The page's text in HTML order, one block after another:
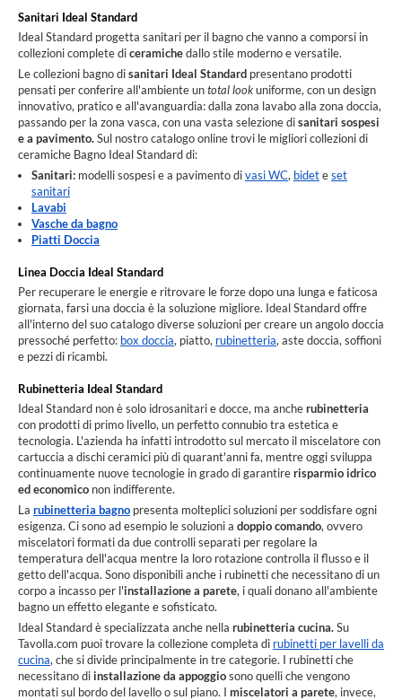
Sanitari Ideal Standard
Ideal Standard progetta sanitari per il bagno che vanno a comporsi in
collezioni complete diceramichedallo stile moderno e versatile.
Le collezioni bagno disanitari Ideal Standard presentano prodotti
pensati per conferire all'ambiente untotal lookuniforme, con un design
innovativo, pratico e all'avanguardia: dalla zona lavabo alla zona doccia,
passando per la zona vasca, con una vasta selezione disanitari sospesi
e a pavimento.Sul nostro catalogo online trovi le migliori collezioni di
ceramiche Bagno Ideal Standard di:
Sanitari: modelli sospesi e a pavimento divasi WC, bideteset
sanitari
Lavabi
Vasche da bagno
Piatti Doccia
Linea Doccia Ideal Standard
Per recuperare le energie e ritrovare le forze dopo una lunga e faticosa
giornata, farsi una doccia è la soluzione migliore. Ideal Standard offre
all'interno del suo catalogo diverse soluzioni per creare un angolo doccia
pressoché perfetto: box doccia, piatto, rubinetteria, aste doccia, soffioni
e pezzi di ricambi.
Rubinetteria Ideal Standard
Ideal Standard non è solo idrosanitari e docce, ma ancherubinetteria
con prodotti di primo livello, un perfetto connubio tra estetica e
tecnologia. L'azienda ha infatti introdotto sul mercato il miscelatore con
cartuccia a dischi ceramici più di quarant'anni fa, mentre oggi sviluppa
continuamente nuove tecnologie in grado di garantirerisparmio idrico
ed economico non indifferente.
La rubinetteria bagno presenta molteplici soluzioni per soddisfare ogni
esigenza. Ci sono ad esempio le soluzioni a doppio comando, ovvero
miscelatori formati da due controlli separati per regolare la
temperatura dell'acqua mentre la loro rotazione controlla il flusso e il
getto dell'acqua. Sono disponibili anche i rubinetti che necessitano di un
corpo a incasso per l'installazione a parete, i quali donano all'ambiente
bagno un effetto elegante e sofisticato.
Ideal Standard è specializzata anche nella rubinetteria cucina.Su
Tavolla.com puoi trovare la collezione completa di rubinetti per lavelli da
cucina, che si divide principalmente in tre categorie. I rubinetti che
necessitano diinstallazione da appoggiosono quelli che vengono
montati sul bordo del lavello o sul piano. I miscelatori a parete, invece,